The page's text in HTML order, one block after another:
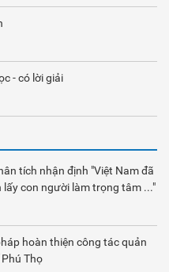
- có lời giải
tích nhận định "Việt Nam đã
con người làm trọng tâm ..."
hoàn thiện công tác quản
Thọ